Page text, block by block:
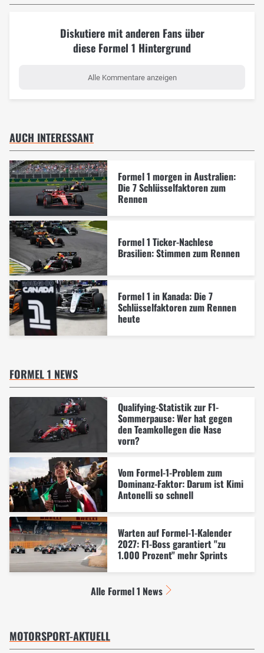
Diskutiere mit anderen Fans über
diese Formel 1 Hintergrund
Alle Kommentare anzeigen
AUCH INTERESSANT
Formel 1 morgen in Australien:
Die 7 Schlüsselfaktoren zum
Rennen
Formel 1 Ticker-Nachlese
Brasilien: Stimmen zum Rennen
Formel 1 in Kanada: Die 7
Schlüsselfaktoren zum Rennen
heute
FORMEL 1 NEWS
Qualifying-Statistik zur F1-
Sommerpause: Wer hat gegen
den Teamkollegen die Nase
vorn?
Vom Formel-1-Problem zum
Dominanz-Faktor: Darum ist Kimi
Antonelli so schnell
Warten auf Formel-1-Kalender
2027: F1-Boss garantiert "zu
1.000 Prozent" mehr Sprints
Alle Formel 1 News
MOTORSPORT-AKTUELL